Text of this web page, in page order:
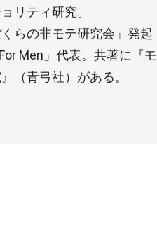
リティ研究。
らの非モテ研究会」発起
Men」代表。共著に『モ
（青弓社）がある。